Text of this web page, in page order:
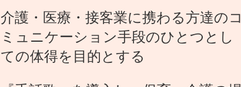
介護・医療・接客業に携わる方達のコ
ミュニケーション手段のひとつとし
ての体得を目的とする